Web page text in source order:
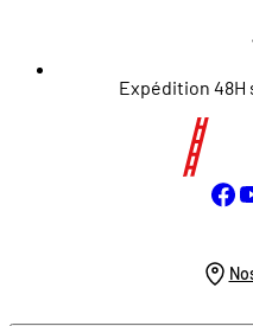
Expédition